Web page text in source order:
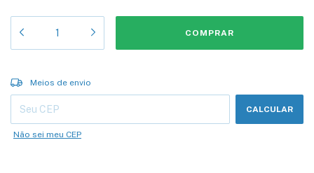
Entregas para o CEP:
Meios de envio
CALCULAR
Não sei meu CEP